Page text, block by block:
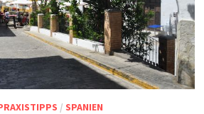
/ SPANIEN